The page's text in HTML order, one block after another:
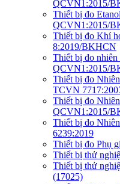
QCVN1:2015/
Thiết bị đo
QCVN1:2015/
Thiết bị đo Khí
8:2019/BKHCN
Thiết bị đo
QCVN1:2015/
Thiết bị đo
TCVN
Thiết bị đo
QCVN1:2015/
Thiết bị đo
6239:2019
Thiết bị đo Phụ
Thiết bị thử
Thiết bị thử
(17025)